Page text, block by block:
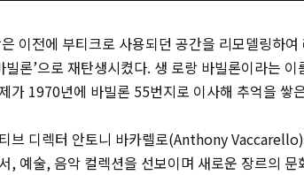
이전에 부티크로 사용되던 공간을 리모델링하
빌론’으로 재탄생시켰다. 생 로랑 바빌론이라는
가 1970년에 바빌론 55번지로 이사해 추억을 쌓
브 디렉터 안토니 바카렐로(Anthony
, 예술, 음악 컬렉션을 선보이며 새로운 장르의